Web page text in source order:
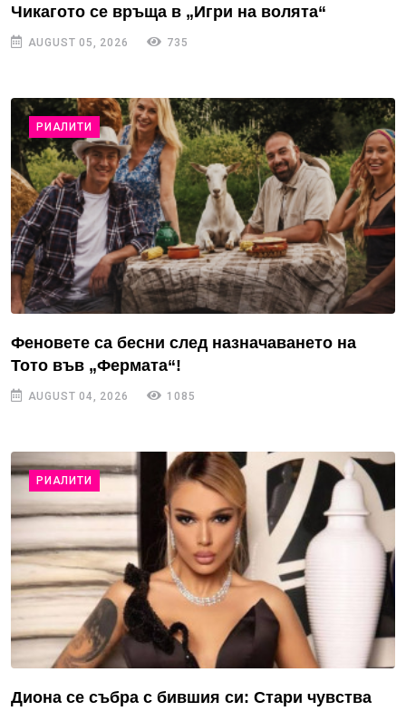
Чикагото се връща в „Игри на волята“
AUGUST 05, 2026 735
РИАЛИТИ
Феновете са бесни след назначаването на
Тото във „Фермата“!
AUGUST 04, 2026 1085
РИАЛИТИ
Диона се събра с бившия си: Стари чувства